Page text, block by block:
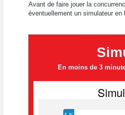
Avant de faire jouer la
éventuellement un simulateur en
En moins de 3